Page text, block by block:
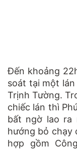
Đến khoảng
soát tại một
Trịnh Tường.
chiếc lán thì
bất ngờ lao ra
hướng bỏ chạy
hợp gồm